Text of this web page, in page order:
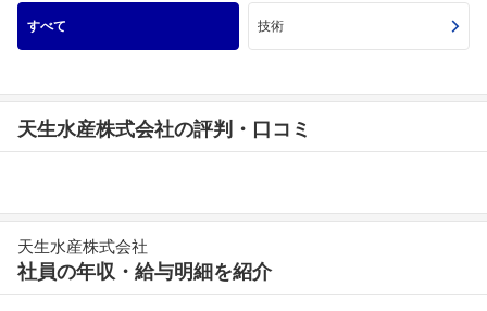
すべて 技術
天生水産株式会社の評判・口コミ
天生水産株式会社
社員の年収・給与明細を紹介